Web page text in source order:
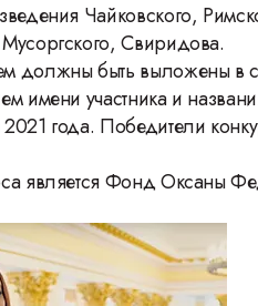
Чайковского,
Свиридова.
должны быть выложены в
имени участника и
года. Победители
является Фонд Оксаны